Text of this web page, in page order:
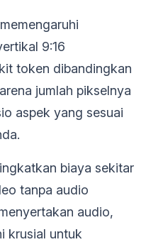
memengaruhi
9:16
token dibandingkan
jumlah pikselnya
aspek yang sesuai
biaya sekitar
tanpa audio
audio,
krusial untuk